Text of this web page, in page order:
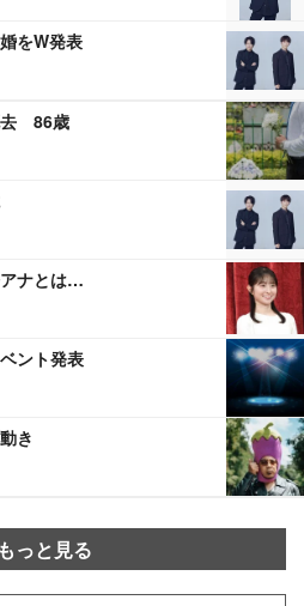
をW発表
去 86歳
ナとは…
ント発表
き
もっと見る